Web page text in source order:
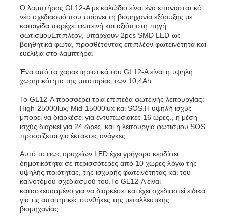
Προϊόντα
Εμφάνιση VR
Σχετικά με εμάς
Γύρος εργοστασίων
Ποιοτικός έλεγχος
Νέα
Ζητήστε ένα απόσπασμα
Ο λαμπτήρας GL12-A με καλώδιο είναι ένα επαναστατικό
νέο σχεδιασμό που παίρνει τη βιομηχανία εξόρυξης με
καταιγίδα.παρέχει φωτεινή και αξιόπιστη πηγή
φωτισμούΕπιπλέον, υπάρχουν 2pcs SMD LED ως
βοηθητικά φώτα, προσθέτοντας επιπλέον φωτεινότητα και
ευελιξία στο λαμπτήρα.
Ένα από τα χαρακτηριστικά του GL12-A είναι η υψηλή
χωρητικότητα της μπαταρίας των 10,4Ah.
Το GL12-A προσφέρει τρία επίπεδα φωτεινής λειτουργίας:
High-25000lux, Mid-15000lux και SOS.Η υψηλή ισχύς
μπορεί να διαρκέσει για εντυπωσιακές 16 ώρες., η μέση
ισχύς διαρκεί για 24 ώρες, και η λειτουργία φωτισμού SOS
προορίζεται για έκτακτες ανάγκες.
Αυτό το φως ορυχείων LED έχει γρήγορα κερδίσει
δημοτικότητα σε περισσότερες από 10 χώρες λόγω της
υψηλής ποιότητας, της ισχυρής φωτεινότητας και του
καινοτόμου σχεδιασμού του.Το GL12-A είναι
κατασκευασμένο για να διαρκέσει και έχει σχεδιαστεί ειδικά
για τις απαιτητικές συνθήκες της μεταλλευτικής
βιομηχανίας.